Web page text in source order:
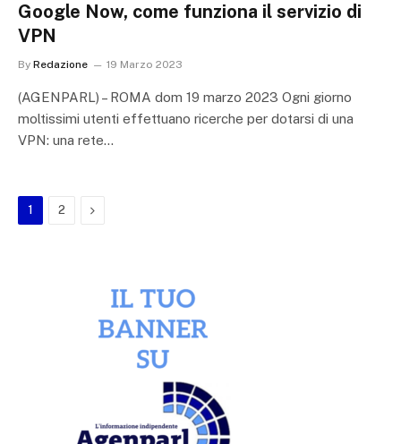
Google Now, come funziona il servizio di
VPN
By Redazione 19 Marzo 2023
(AGENPARL) – ROMA dom 19 marzo 2023 Ogni giorno
moltissimi utenti effettuano ricerche per dotarsi di una
VPN: una rete…
1 2 Next